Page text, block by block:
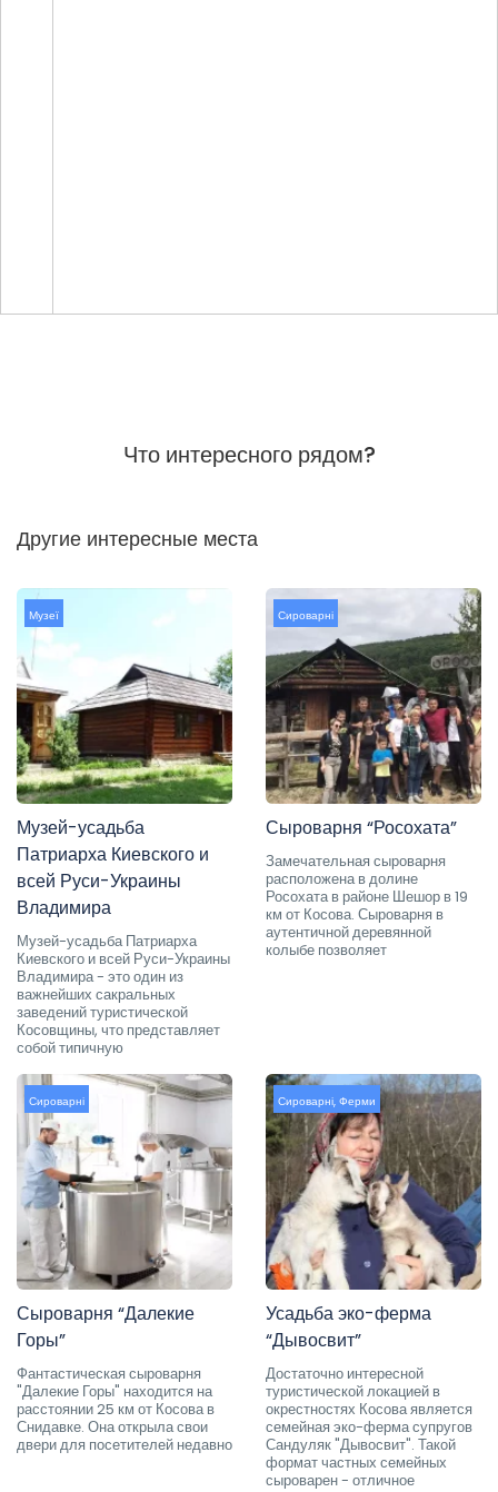
Что интересного рядом?
Другие интересные места
Музеї
Музей-усадьба
Патриарха Киевского и
всей Руси-Украины
Владимира
Музей-усадьба Патриарха
Киевского и всей Руси-Украины
Владимира - это один из
важнейших сакральных
заведений туристической
Косовщины, что представляет
собой типичную
Сироварні
Сыроварня “Росохата”
Замечательная сыроварня
расположена в долине
Росохата в районе Шешор в 19
км от Косова. Сыроварня в
аутентичной деревянной
колыбе позволяет
Сироварні
Сыроварня “Далекие
Горы”
Фантастическая сыроварня
"Далекие Горы" находится на
расстоянии 25 км от Косова в
Снидавке. Она открыла свои
двери для посетителей недавно
Сироварні, Ферми
Усадьба эко-ферма
“Дывосвит”
Достаточно интересной
туристической локацией в
окрестностях Косова является
семейная эко-ферма супругов
Сандуляк "Дывосвит". Такой
формат частных семейных
сыроварен - отличное